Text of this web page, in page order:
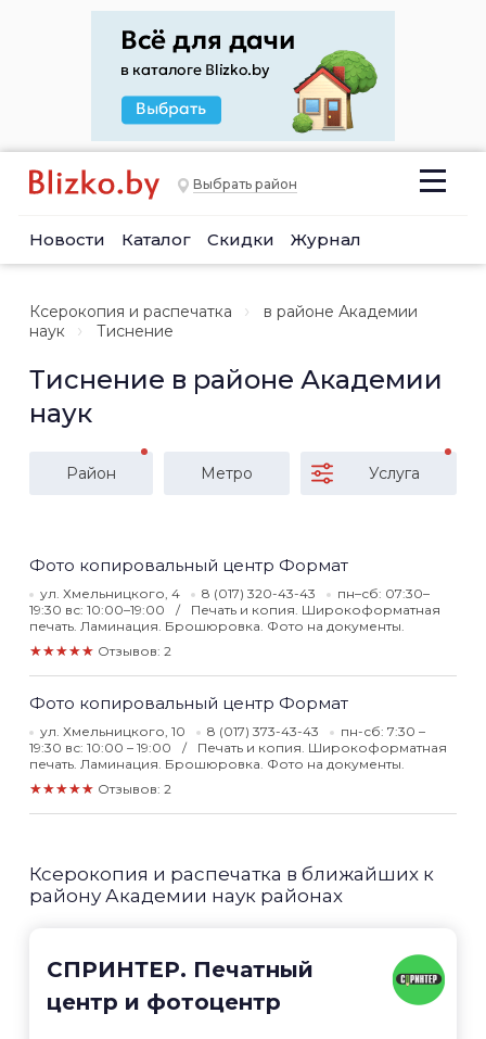
Выбрать район
Новости Каталог Скидки Журнал
Ксерокопия и распечатка
в районе Академии
наук
Тиснение
Тиснение в районе Академии
наук
Район Метро Услуга
Фото копировальный центр Формат
ул. Хмельницкого, 4 8 (017) 320-43-43
пн–сб: 07:30–
19:30 вс: 10:00–19:00
Печать и копия. Широкоформатная
печать. Ламинация. Брошюровка. Фото на документы.
★★★★★ Отзывов: 2
Фото копировальный центр Формат
ул. Хмельницкого, 10 8 (017) 373-43-43
пн-сб: 7:30 –
19:30 вс: 10:00 – 19:00
Печать и копия. Широкоформатная
печать. Ламинация. Брошюровка. Фото на документы.
★★★★★ Отзывов: 2
Ксерокопия и распечатка в ближайших к
району Академии наук районах
СПРИНТЕР. Печатный
центр и фотоцентр